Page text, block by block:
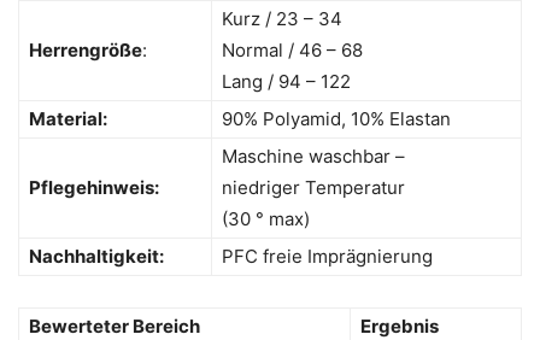
Herrengröße:
Kurz / 23 – 34
Normal / 46 – 68
Lang / 94 – 122
Material:
90% Polyamid, 10% Elastan
Pflegehinweis:
Maschine waschbar –
niedriger Temperatur
(30 ° max)
Nachhaltigkeit:
PFC freie Imprägnierung
Bewerteter Bereich
Ergebnis